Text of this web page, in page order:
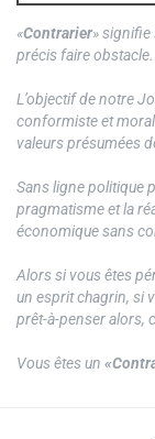
«Contrarier» signifie
précis faire obstacle.
L’objectif de notre
conformiste et
valeurs présumées
Sans ligne politique
pragmatisme et la
économique sans
Alors si vous êtes
un esprit chagrin, si
prêt-à-penser alors,
Vous êtes un